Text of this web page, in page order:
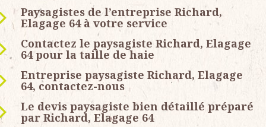
Paysagistes de l’entreprise Richard,
Elagage 64 à votre service
Contactez le paysagiste Richard, Elagage
64 pour la taille de haie
Entreprise paysagiste Richard, Elagage
64, contactez-nous
Le devis paysagiste bien détaillé préparé
par Richard, Elagage 64